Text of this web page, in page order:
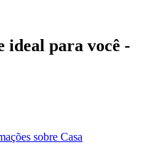
ideal para você -
sobre Casa